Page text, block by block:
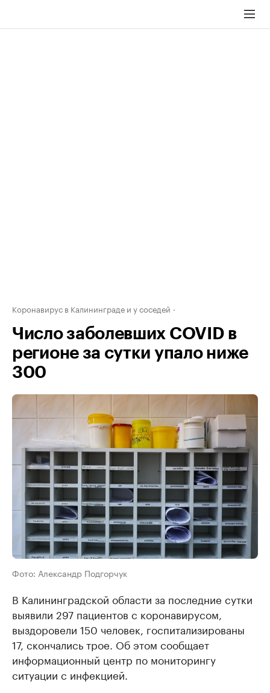
Коронавирус в Калининграде и у соседей
Число заболевших COVID в
регионе за сутки упало ниже
300
Фото: Александр Подгорчук
В Калининградской области за последние сутки
выявили 297 пациентов с коронавирусом,
выздоровели 150 человек, госпитализированы
17, скончались трое. Об этом сообщает
информационный центр по мониторингу
ситуации с инфекцией.